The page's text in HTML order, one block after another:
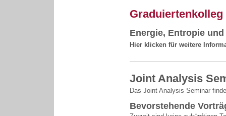
Graduiertenkolleg
Energie, Entropie
Hier klicken für weitere
Joint Analysis
Das Joint Analysis Seminar
Bevorstehende